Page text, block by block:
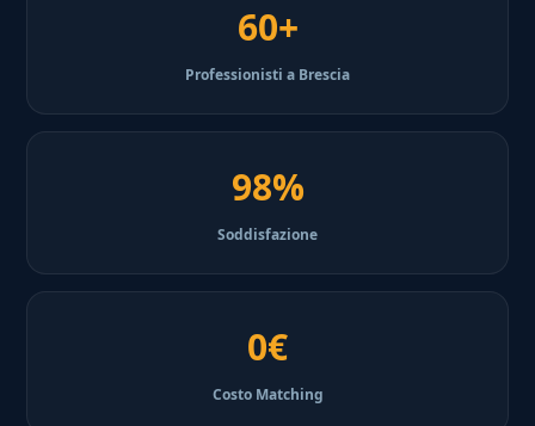
60+
Professionisti a Brescia
98%
Soddisfazione
0€
Costo Matching